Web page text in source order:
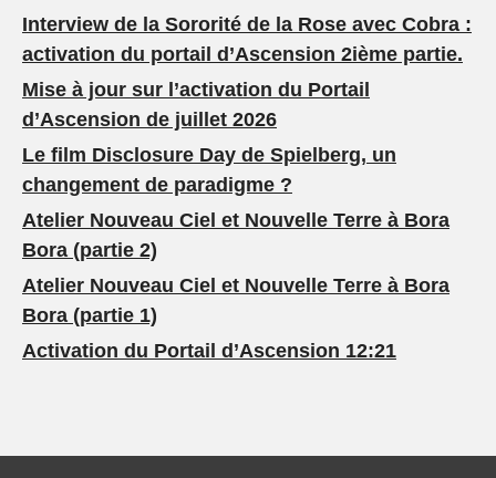
Interview de la Sororité de la Rose avec Cobra :
activation du portail d’Ascension 2ième partie.
Mise à jour sur l’activation du Portail
d’Ascension de juillet 2026
Le film Disclosure Day de Spielberg, un
changement de paradigme ?
Atelier Nouveau Ciel et Nouvelle Terre à Bora
Bora (partie 2)
Atelier Nouveau Ciel et Nouvelle Terre à Bora
Bora (partie 1)
Activation du Portail d’Ascension 12:21